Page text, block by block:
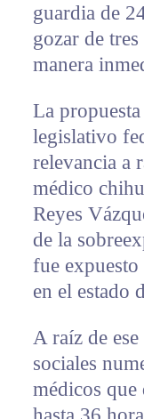
guardia de
gozar de
manera
La
legislativo
relevancia a
médico
Reyes
de la
fue
en el estado
A raíz de
sociales
médicos que